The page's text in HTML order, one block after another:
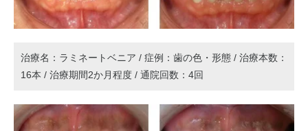
治療名：ラミネートベニア / 症例：歯の色・形態 / 治療本数：
16本 / 治療期間2か月程度 / 通院回数：4回